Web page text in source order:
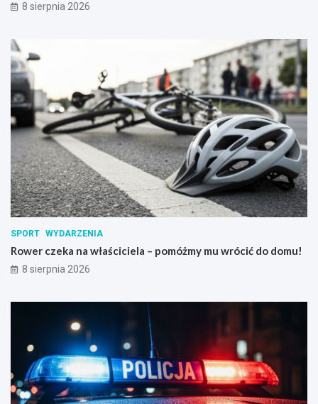
8 sierpnia 2026
SPORT WYDARZENIA
Rower czeka na właściciela – pomóżmy mu wrócić do domu!
8 sierpnia 2026